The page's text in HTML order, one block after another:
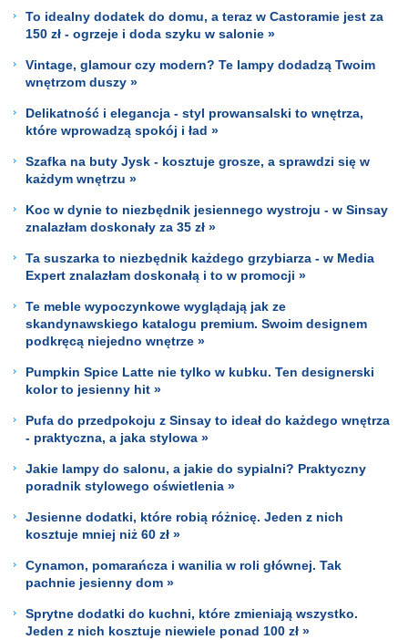
To idealny dodatek do domu, a teraz w Castoramie jest za
150 zł - ogrzeje i doda szyku w salonie »
Vintage, glamour czy modern? Te lampy dodadzą Twoim
wnętrzom duszy »
Delikatność i elegancja - styl prowansalski to wnętrza,
które wprowadzą spokój i ład »
Szafka na buty Jysk - kosztuje grosze, a sprawdzi się w
każdym wnętrzu »
Koc w dynie to niezbędnik jesiennego wystroju - w Sinsay
znalazłam doskonały za 35 zł »
Ta suszarka to niezbędnik każdego grzybiarza - w Media
Expert znalazłam doskonałą i to w promocji »
Te meble wypoczynkowe wyglądają jak ze
skandynawskiego katalogu premium. Swoim designem
podkręcą niejedno wnętrze »
Pumpkin Spice Latte nie tylko w kubku. Ten designerski
kolor to jesienny hit »
Pufa do przedpokoju z Sinsay to ideał do każdego wnętrza
- praktyczna, a jaka stylowa »
Jakie lampy do salonu, a jakie do sypialni? Praktyczny
poradnik stylowego oświetlenia »
Jesienne dodatki, które robią różnicę. Jeden z nich
kosztuje mniej niż 60 zł »
Cynamon, pomarańcza i wanilia w roli głównej. Tak
pachnie jesienny dom »
Sprytne dodatki do kuchni, które zmieniają wszystko.
Jeden z nich kosztuje niewiele ponad 100 zł »